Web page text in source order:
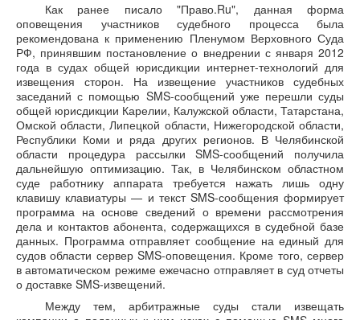
Как ранее писало "Право.Ru", данная форма
оповещения участников судебного процесса была
рекомендована к применению Пленумом Верховного Суда
РФ, принявшим постановление о внедрении с января 2012
года в судах общей юрисдикции интернет-технологий для
извещения сторон. На извещение участников судебных
заседаний с помощью SMS-сообщений уже перешли суды
общей юрисдикции Карелии, Калужской области, Татарстана,
Омской области, Липецкой области, Нижегородской области,
Республики Коми и ряда других регионов. В Челябинской
области процедура рассылки SMS-сообщений получила
дальнейшую оптимизацию. Так, в Челябинском областном
суде работнику аппарата требуется нажать лишь одну
клавишу клавиатуры — и текст SMS-сообщения формирует
программа на основе сведений о времени рассмотрения
дела и контактов абонента, содержащихся в судебной базе
данных. Программа отправляет сообщение на единый для
судов области сервер SMS-оповещения. Кроме того, сервер
в автоматическом режиме ежечасно отправляет в суд отчеты
о доставке SMS-извещений.
Между тем, арбитражные суды стали извещать